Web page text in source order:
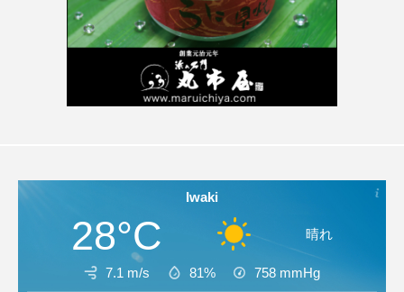
Iwaki
28°C 晴れ
7.1 m/s 81% 758 mmHg